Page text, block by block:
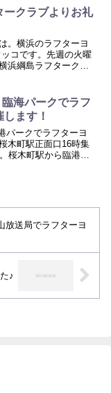
ークラブよりお礼
。横浜のラフターヨ
コです。先週の火曜
浜綱島ラフタークラ
がとうございまし
開催し...
海パークでラフ
ます！
ークでラフターヨ
木町駅正面口16時集
桜木町駅から臨港パ
放送局でラフターヨ
♪